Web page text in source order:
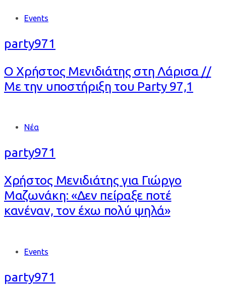
Tags Events
party971
Ο Χρήστος Μενιδιάτης στη Λάρισα //
Με την υποστήριξη του Party 97,1
Tags Νέα
party971
Χρήστος Μενιδιάτης για Γιώργο
Μαζωνάκη: «Δεν πείραξε ποτέ
κανέναν, τον έχω πολύ ψηλά»
Tags Events
party971